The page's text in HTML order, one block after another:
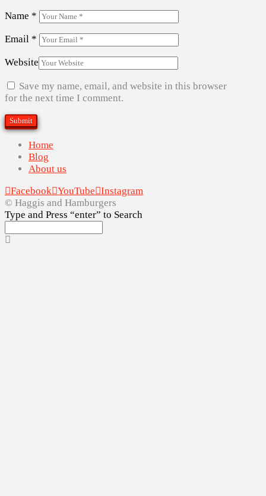
Name *
Email *
Website
Save my name, email, and website in this browser
for the next time I comment.
Home
Blog
About us
Facebook YouTube Instagram
© Haggis and Hamburgers
Type and Press “enter” to Search